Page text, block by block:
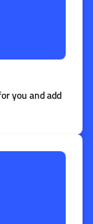
you and add